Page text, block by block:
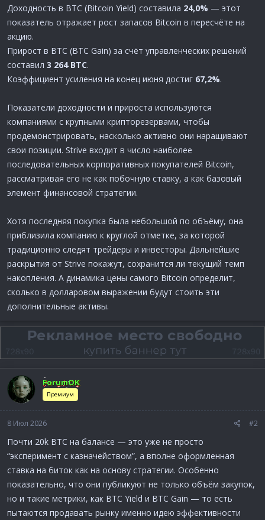
Доходность в BTC (Bitcoin Yield) составила 24,0% — этот
показатель отражает рост запасов Bitcoin в пересчёте на
акцию.
Прирост в BTC (BTC Gain) за счёт управленческих решений
составил 3 264 BTC.
Коэффициент усиления на конец июня достиг 67,2%.
Показатели доходности и прироста используются
компаниями с крупными крипторезервами, чтобы
продемонстрировать, насколько активно они наращивают
свои позиции. Strive входит в число наиболее
последовательных корпоративных покупателей Bitcoin,
рассматривая его не как побочную ставку, а как базовый
элемент финансовой стратегии.
Хотя последняя покупка была небольшой по объёму, она
приблизила компанию к круглой отметке, за которой
традиционно следят трейдеры и инвесторы. Дальнейшие
раскрытия от Strive покажут, сохранится ли текущий темп
накопления. А динамика цены самого Bitcoin определит,
сколько в долларовом выражении будут стоить эти
дополнительные активы.
ForumOK
Премиум
8 Июл 2026 #2
Почти 20k BTC на балансе — это уже не просто
“эксперимент с казначейством”, а вполне оформленная
ставка на биток как на основу стратегии. Особенно
показательно, что они публикуют не только объём закупок,
но и такие метрики, как BTC Yield и BTC Gain — то есть
пытаются продавать рынку именно идею эффективности